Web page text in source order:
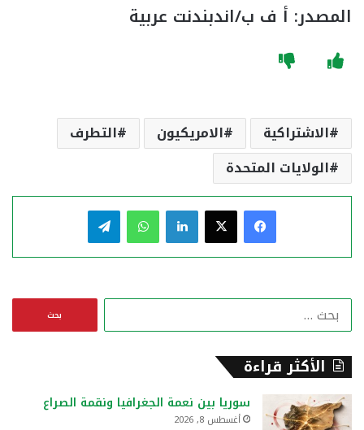
المصدر: أ ف ب/اندبندنت عربية
الاشتراكية الامريكيون
التطرف
الولايات المتحدة
فيسبوك لينكدإن واتساب
ن
الأكثر قراءة
سوريا بين نعمة الجغرافيا ونقمة الصراع
أغسطس 8, 2026